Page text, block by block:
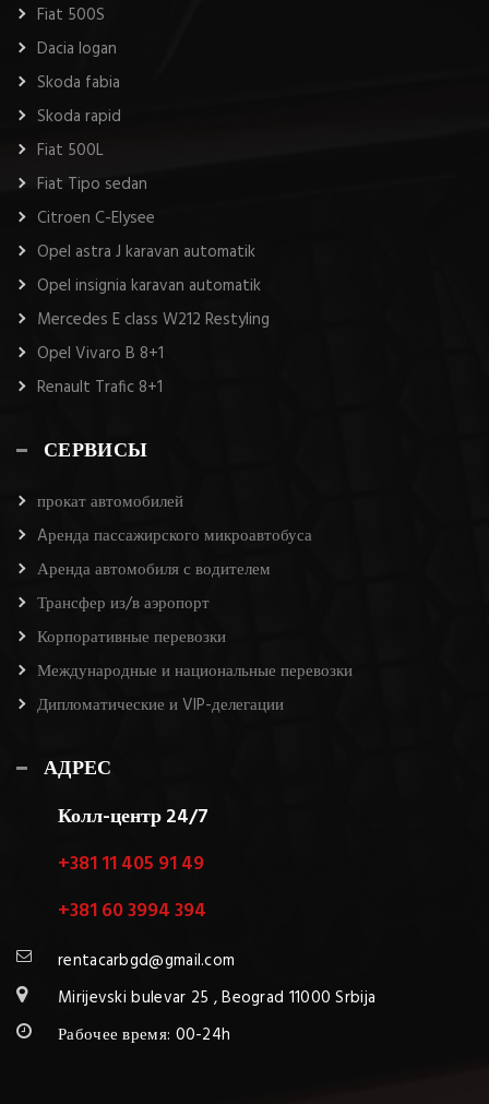
Fiat 500S
Dacia logan
Skoda fabia
Skoda rapid
Fiat 500L
Fiat Tipo sedan
Citroen C-Elysee
Opel astra J karavan automatik
Opel insignia karavan automatik
Mercedes E class W212 Restyling
Opel Vivaro B 8+1
Renault Trafic 8+1
СЕРВИСЫ
прокат автомобилей
Aренда пассажирского микроавтобуса
Аренда автомобиля с водителем
Трансфер из/в аэропорт
Корпоративные перевозки
Международные и национальные перевозки
Дипломатические и VIP-делегации
АДРЕС
Колл-центр 24/7
+381 11 405 91 49
+381 60 3994 394
rentacarbgd@gmail.com
Mirijevski bulevar 25 , Beograd 11000 Srbija
Рабочее время: 00-24h